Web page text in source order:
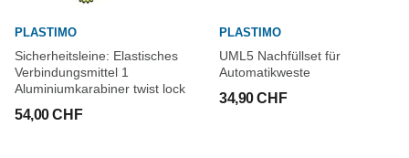
PLASTIMO
Sicherheitsleine: Elastisches
Verbindungsmittel 1
Aluminiumkarabiner twist lock
54,00 CHF
PLASTIMO
UML5 Nachfüllset für
Automatikweste
34,90 CHF